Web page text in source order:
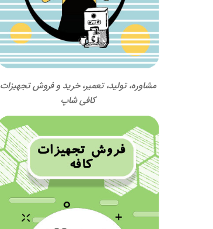
مشاوره، تولید، تعمیر، خرید و فروش تجهیزات
کافی شاپ